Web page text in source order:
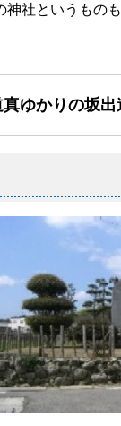
神社というもの
ゆかりの坂出